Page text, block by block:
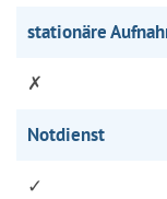
stationäre
✗
Notdienst
✓